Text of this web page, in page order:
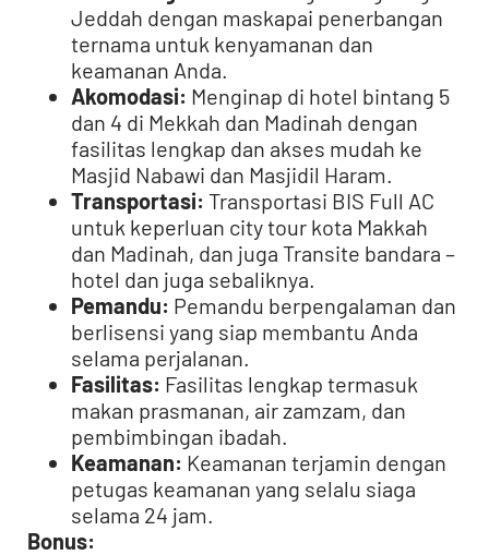
Jeddah dengan maskapai penerbangan
ternama untuk kenyamanan dan
keamanan Anda.
Akomodasi: Menginap di hotel bintang 5
dan 4 di Mekkah dan Madinah dengan
fasilitas lengkap dan akses mudah ke
Masjid Nabawi dan Masjidil Haram.
Transportasi: Transportasi BIS Full AC
untuk keperluan city tour kota Makkah
dan Madinah, dan juga Transite bandara –
hotel dan juga sebaliknya.
Pemandu: Pemandu berpengalaman dan
berlisensi yang siap membantu Anda
selama perjalanan.
Fasilitas: Fasilitas lengkap termasuk
makan prasmanan, air zamzam, dan
pembimbingan ibadah.
Keamanan: Keamanan terjamin dengan
petugas keamanan yang selalu siaga
selama 24 jam.
Bonus: